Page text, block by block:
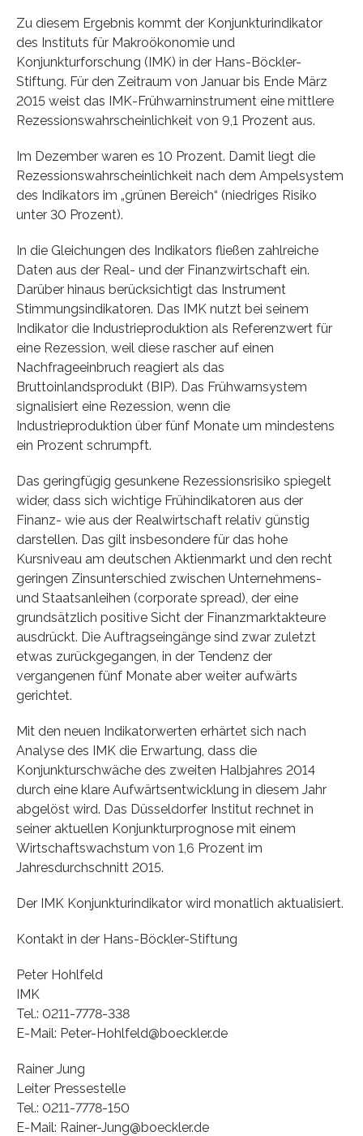
Zu diesem Ergebnis kommt der Konjunkturindikator
des Instituts für Makroökonomie und
Konjunkturforschung (IMK) in der Hans-Böckler-
Stiftung. Für den Zeitraum von Januar bis Ende März
2015 weist das IMK-Frühwarninstrument eine mittlere
Rezessionswahrscheinlichkeit von 9,1 Prozent aus.
Im Dezember waren es 10 Prozent. Damit liegt die
Rezessionswahrscheinlichkeit nach dem Ampelsystem
des Indikators im „grünen Bereich“ (niedriges Risiko
unter 30 Prozent).
In die Gleichungen des Indikators fließen zahlreiche
Daten aus der Real- und der Finanzwirtschaft ein.
Darüber hinaus berücksichtigt das Instrument
Stimmungsindikatoren. Das IMK nutzt bei seinem
Indikator die Industrieproduktion als Referenzwert für
eine Rezession, weil diese rascher auf einen
Nachfrageeinbruch reagiert als das
Bruttoinlandsprodukt (BIP). Das Frühwarnsystem
signalisiert eine Rezession, wenn die
Industrieproduktion über fünf Monate um mindestens
ein Prozent schrumpft.
Das geringfügig gesunkene Rezessionsrisiko spiegelt
wider, dass sich wichtige Frühindikatoren aus der
Finanz- wie aus der Realwirtschaft relativ günstig
darstellen. Das gilt insbesondere für das hohe
Kursniveau am deutschen Aktienmarkt und den recht
geringen Zinsunterschied zwischen Unternehmens-
und Staatsanleihen (corporate spread), der eine
grundsätzlich positive Sicht der Finanzmarktakteure
ausdrückt. Die Auftragseingänge sind zwar zuletzt
etwas zurückgegangen, in der Tendenz der
vergangenen fünf Monate aber weiter aufwärts
gerichtet.
Mit den neuen Indikatorwerten erhärtet sich nach
Analyse des IMK die Erwartung, dass die
Konjunkturschwäche des zweiten Halbjahres 2014
durch eine klare Aufwärtsentwicklung in diesem Jahr
abgelöst wird. Das Düsseldorfer Institut rechnet in
seiner aktuellen Konjunkturprognose mit einem
Wirtschaftswachstum von 1,6 Prozent im
Jahresdurchschnitt 2015.
Der IMK Konjunkturindikator wird monatlich aktualisiert.
Kontakt in der Hans-Böckler-Stiftung
Peter Hohlfeld
IMK
Tel.: 0211-7778-338
E-Mail: Peter-Hohlfeld@boeckler.de
Rainer Jung
Leiter Pressestelle
Tel.: 0211-7778-150
E-Mail: Rainer-Jung@boeckler.de